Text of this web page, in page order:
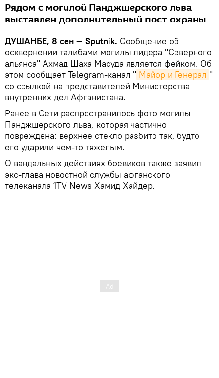
Рядом с могилой Панджшерского льва
выставлен дополнительный пост охраны
ДУШАНБЕ, 8 сен — Sputnik. Сообщение об
осквернении талибами могилы лидера "Северного
альянса" Ахмад Шаха Масуда является фейком. Об
этом сообщает Telegram-канал " Майор и Генерал "
со ссылкой на представителей Министерства
внутренних дел Афганистана.
Ранее в Сети распространилось фото могилы
Панджшерского льва, которая частично
повреждена: верхнее стекло разбито так, будто
его ударили чем-то тяжелым.
О вандальных действиях боевиков также заявил
экс-глава новостной службы афганского
телеканала 1TV News Хамид Хайдер.